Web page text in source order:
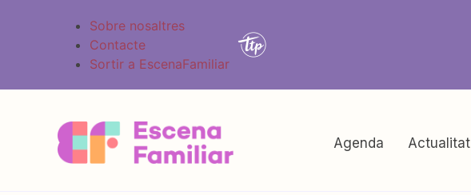
Sobre nosaltres
Contacte
Sortir a EscenaFamiliar
Agenda Actualitat